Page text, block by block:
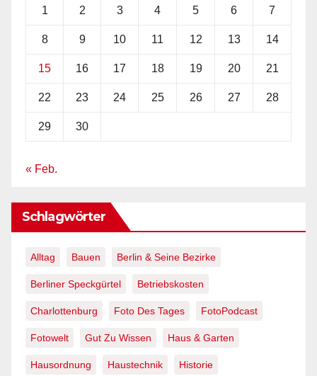
1 2 3 4 5 6 7
8 9 10 11 12 13 14
15 16 17 18 19 20 21
22 23 24 25 26 27 28
29 30
« Feb.
Schlagwörter
Alltag Bauen Berlin & Seine Bezirke
Berliner Speckgürtel Betriebskosten
Charlottenburg Foto Des Tages FotoPodcast
Fotowelt Gut Zu Wissen Haus & Garten
Hausordnung Haustechnik Historie